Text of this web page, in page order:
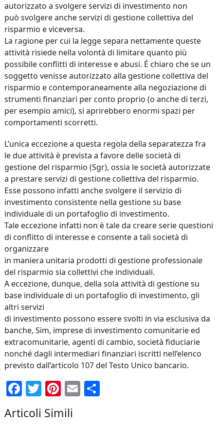
autorizzato a svolgere servizi di investimento non
può svolgere anche servizi di gestione collettiva del
risparmio e viceversa.
La ragione per cui la legge separa nettamente queste
attività risiede nella volontà di limitare quanto più
possibile conflitti di interesse e abusi. É chiaro che se un
soggetto venisse autorizzato alla gestione collettiva del
risparmio e contemporaneamente alla negoziazione di
strumenti finanziari per conto proprio (o anche di terzi,
per esempio amici), si aprirebbero enormi spazi per
comportamenti scorretti.
L’unica eccezione a questa regola della separatezza fra
le due attività è prevista a favore delle società di
gestione del risparmio (Sgr), ossia le società autorizzate
a prestare servizi di gestione collettiva del risparmio.
Esse possono infatti anche svolgere il servizio di
investimento consistente nella gestione su base
individuale di un portafoglio di investimento.
Tale eccezione infatti non è tale da creare serie questioni
di conflitto di interesse e consente a tali società di
organizzare
in maniera unitaria prodotti di gestione professionale
del risparmio sia collettivi che individuali.
A eccezione, dunque, della sola attività di gestione su
base individuale di un portafoglio di investimento, gli
altri servizi
di investimento possono essere svolti in via esclusiva da
banche, Sim, imprese di investimento comunitarie ed
extracomunitarie, agenti di cambio, società fiduciarie
nonché dagli intermediari finanziari iscritti nell’elenco
previsto dall’articolo 107 del Testo Unico bancario.
Facebook
Twitter
Pinterest
EmailCondividi
Articoli Simili